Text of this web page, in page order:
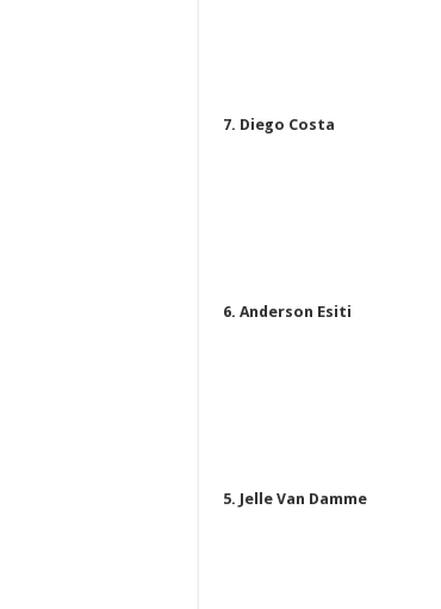
7. Diego Costa
6. Anderson Esiti
5. Jelle Van Damme